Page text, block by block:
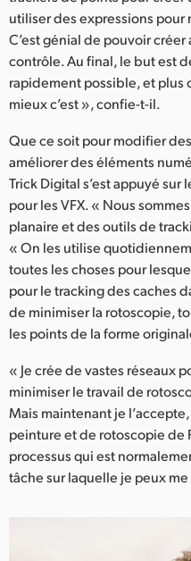
utiliser des expressions
C’est génial de pouvoir
contrôle. Au final, le but est
rapidement possible, et plus
mieux c’est », confie-t-il.
Que ce soit pour modifier
améliorer des éléments
Trick Digital s’est appuyé
pour les VFX. « Nous
planaire et des outils de
« On les utilise
toutes les choses pour
pour le tracking des caches
de minimiser la rotoscopie,
les points de la forme
« Je crée de vastes réseaux
minimiser le travail de
Mais maintenant je
peinture et de rotoscopie de
processus qui est
tâche sur laquelle je peux